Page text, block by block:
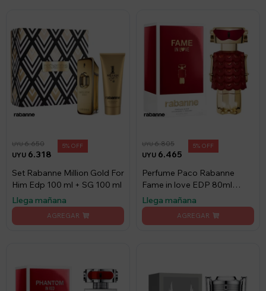
UYU 6.318
UYU6.650 5
Set Rabanne Million Gold For
Him Edp 100 ml + SG 100 ml
Llega mañana
UYU 6.465
UYU6.805 5
Perfume Paco Rabanne
Fame in love EDP 80ml
Recargable
Llega mañana